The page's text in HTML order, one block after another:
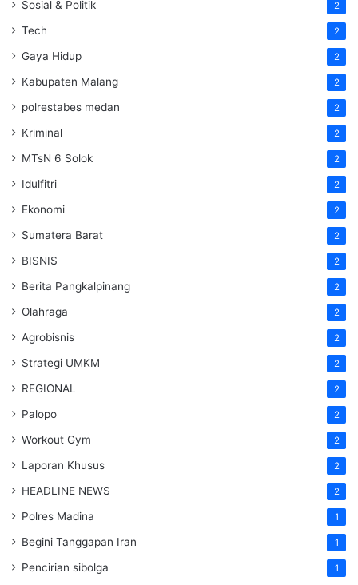
Sosial & Politik 2
Tech 2
Gaya Hidup 2
Kabupaten Malang 2
polrestabes medan 2
Kriminal 2
MTsN 6 Solok 2
Idulfitri 2
Ekonomi 2
Sumatera Barat 2
BISNIS 2
Berita Pangkalpinang 2
Olahraga 2
Agrobisnis 2
Strategi UMKM 2
REGIONAL 2
Palopo 2
Workout Gym 2
Laporan Khusus 2
HEADLINE NEWS 2
Polres Madina 1
Begini Tanggapan Iran 1
Pencirian sibolga 1